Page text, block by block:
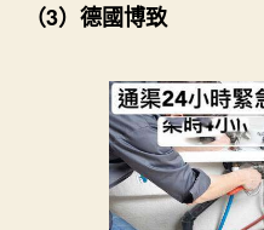
（3）德國博致